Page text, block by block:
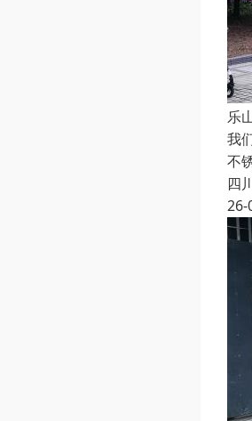
乐
我
不
四
26-